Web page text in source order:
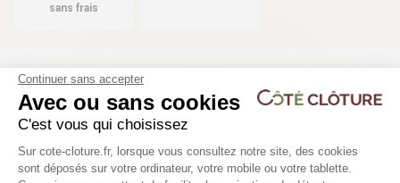
sans frais
Les produits compatibles
Plot PVC pour barrière mobile
Bride pour barrière
Continuer sans accepter
Avec ou sans cookies
C'est vous qui choisissez
Plateforme de Gestion du
Sur cote-cloture.fr, lorsque vous consultez notre site, des cookies
sont déposés sur votre ordinateur, votre mobile ou votre tablette.